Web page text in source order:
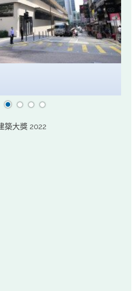
築大獎 2022